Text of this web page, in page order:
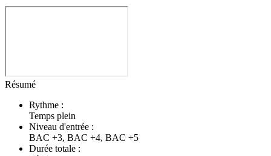
Résumé
Rythme :
Temps plein
Niveau d'entrée :
BAC +3, BAC +4, BAC +5
Durée totale :